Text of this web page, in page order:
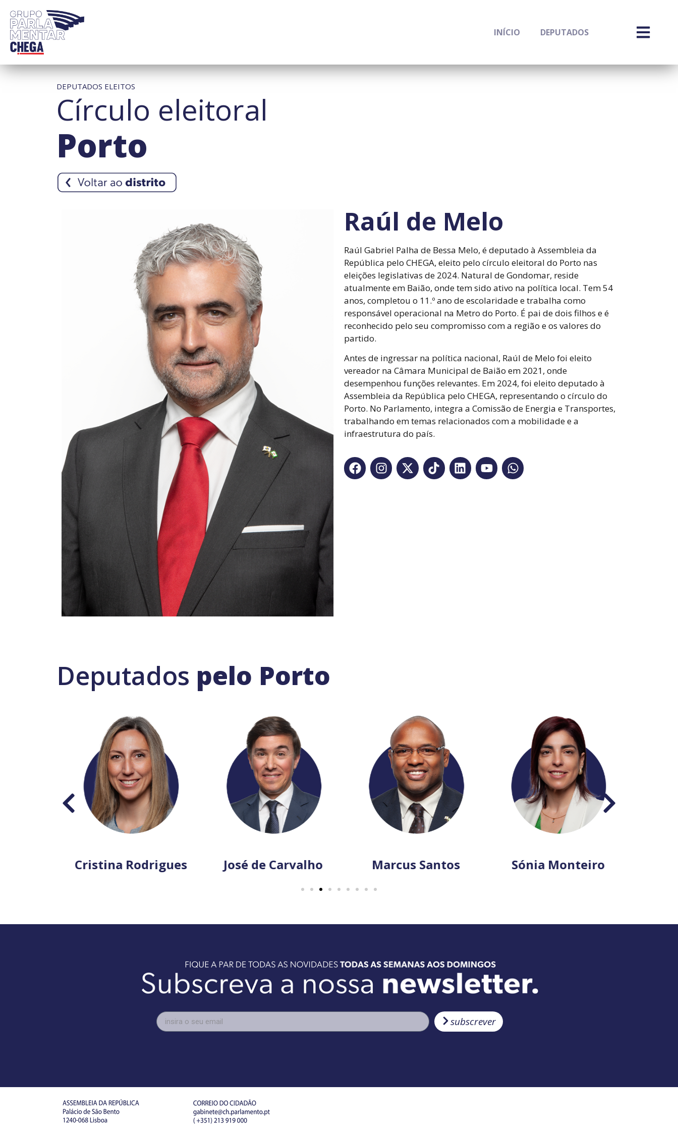
INÍCIO DEPUTADOS
DEPUTADOS ELEITOS
Círculo eleitoral
Porto
Raúl de Melo
Raúl Gabriel Palha de Bessa Melo, é deputado à Assembleia da
República pelo CHEGA, eleito pelo círculo eleitoral do Porto nas
eleições legislativas de 2024. Natural de Gondomar, reside
atualmente em Baião, onde tem sido ativo na política local. Tem 54
anos, completou o 11.º ano de escolaridade e trabalha como
responsável operacional na Metro do Porto. É pai de dois filhos e é
reconhecido pelo seu compromisso com a região e os valores do
partido.
Antes de ingressar na política nacional, Raúl de Melo foi eleito
vereador na Câmara Municipal de Baião em 2021, onde
desempenhou funções relevantes. Em 2024, foi eleito deputado à
Assembleia da República pelo CHEGA, representando o círculo do
Porto. No Parlamento, integra a Comissão de Energia e Transportes,
trabalhando em temas relacionados com a mobilidade e a
infraestrutura do país.
Deputados pelo Porto
Cristina Rodrigues José de Carvalho Marcus Santos Sónia Monteiro
subscrever